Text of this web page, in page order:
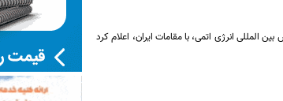
المللی انرژی اتمی، با مقامات ایران، اعلام کرد